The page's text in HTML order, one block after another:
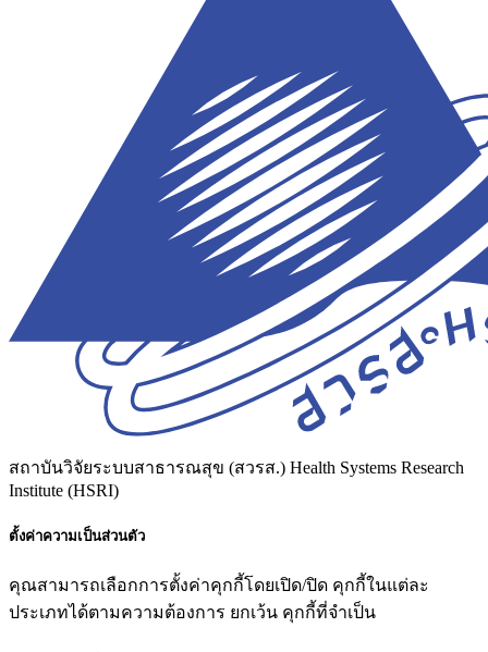
สถาบันวิจัยระบบสาธารณสุข (สวรส.) Health Systems Research
Institute (HSRI)
ตั้งค่าความเป็นส่วนตัว
คุณสามารถเลือกการตั้งค่าคุกกี้โดยเปิด/ปิด คุกกี้ในแต่ละ
ประเภทได้ตามความต้องการ ยกเว้น คุกกี้ที่จำเป็น